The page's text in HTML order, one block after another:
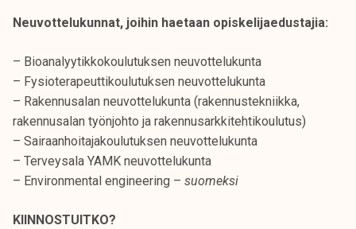
Neuvottelukunnat, joihin haetaan opiskelijaedustajia:
– Bioanalyytikkokoulutuksen neuvottelukunta
– Fysioterapeuttikoulutuksen neuvottelukunta
– Rakennusalan neuvottelukunta (rakennustekniikka,
rakennusalan työnjohto ja rakennusarkkitehtikoulutus)
– Sairaanhoitajakoulutuksen neuvottelukunta
– Terveysala YAMK neuvottelukunta
– Environmental engineering – suomeksi
KIINNOSTUITKO?